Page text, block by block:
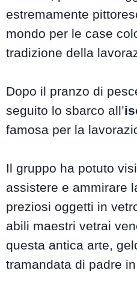
estremamente
mondo per le case
tradizione della
Dopo il pranzo di
seguito lo sbarco all’
famosa per la
Il gruppo ha potuto
assistere e ammirare
preziosi oggetti in
abili maestri vetrai
questa antica arte,
tramandata di padre